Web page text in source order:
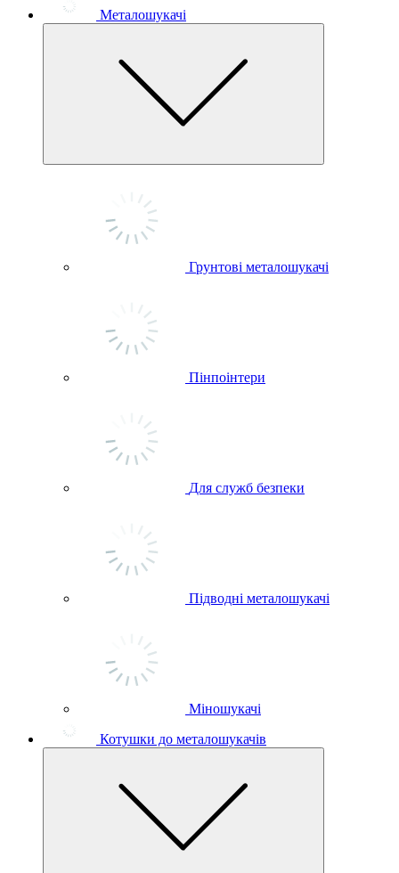
Металошукачі
Грунтові металошукачі
Пінпоінтери
Для служб безпеки
Підводні металошукачі
Міношукачі
Котушки до металошукачів